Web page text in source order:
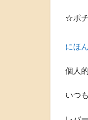
☆ポ
にほ
個人
いつ